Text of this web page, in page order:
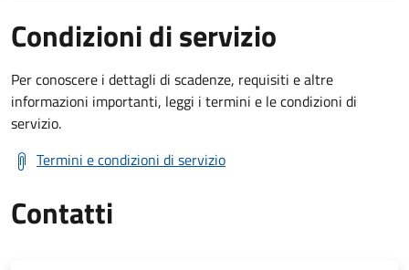
Condizioni di servizio
Per conoscere i dettagli di scadenze, requisiti e altre
informazioni importanti, leggi i termini e le condizioni di
servizio.
Termini e condizioni di servizio
Contatti